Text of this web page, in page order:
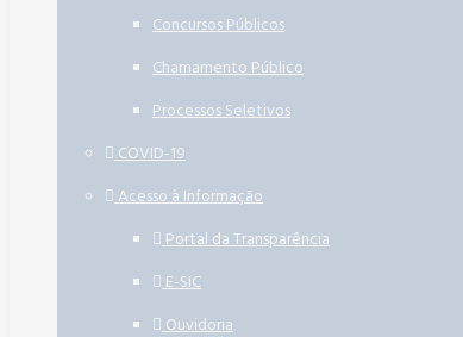
Concursos Públicos
Chamamento Público
Processos Seletivos
COVID-19
Acesso à Informação
Portal da Transparência
E-SIC
Ouvidoria